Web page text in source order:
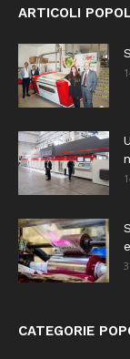
ARTICOLI
CATEGORIE